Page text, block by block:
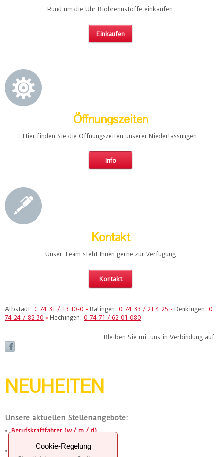
Rund um die Uhr Biobrennstoffe einkaufen.
Einkaufen
Öffnungszeiten
Hier finden Sie die Öffnungszeiten unserer Niederlassungen.
Info
Kontakt
Unser Team steht Ihnen gerne zur Verfügung.
Kontakt
Albstadt: 0 74 31 / 13 10-0 • Balingen: 0 74 33 / 21 4 25 • Denkingen: 0
74 24 / 82 30 • Hechingen: 0 74 71 / 62 01 080
Bleiben Sie mit uns in Verbindung auf:
NEUHEITEN
Unsere aktuellen Stellenangebote:
•Berufskraftfahrer (w / m / d)
•
Tankwagenfahrer (w / m / d)
Cookie-Regelung